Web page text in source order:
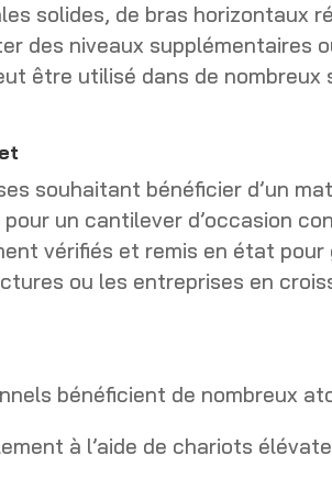
solides, de bras horizontaux
des niveaux supplémentaires
être utilisé dans de
souhaitant bénéficier d’un
un cantilever d’occasion
vérifiés et remis en état
ou les entreprises en
bénéficient de nombreux
à l’aide de chariots